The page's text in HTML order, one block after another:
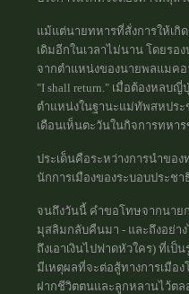
แม้แต่นายทหารที่สั่งการให้เกิ
เดิมอีกในเวลาไม่นาน โดยรอ
จากตำแหน่งของนายพลแมค
"I shall return." เมื่อต้องหลบ
ตำแหน่งในฐานะแม่ทัพสหประ
เดือนเห็นตะวันในกิจการทหา
ประเด็นคือระหว่างการนำของ
นักการเมืองของระบอบประชา
จนถึงวันนี้ คำขอโทษจากนาย
มุสลิมกลับคืนมา - และถึงอย่า
ถึงเอาเงินไปฟาดหัวใคร) ที่เ
มีเหตุผลที่จะต่อสู้ทางการเมือ
ฝากชีวิตตนและลูกหลานไว้ตล